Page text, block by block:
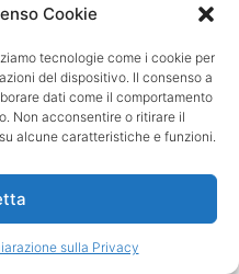
Cookie
tecnologie come i cookie per
del dispositivo. Il consenso a
dati come il comportamento
Non acconsentire o ritirare il
alcune caratteristiche e funzioni.
sulla Privacy